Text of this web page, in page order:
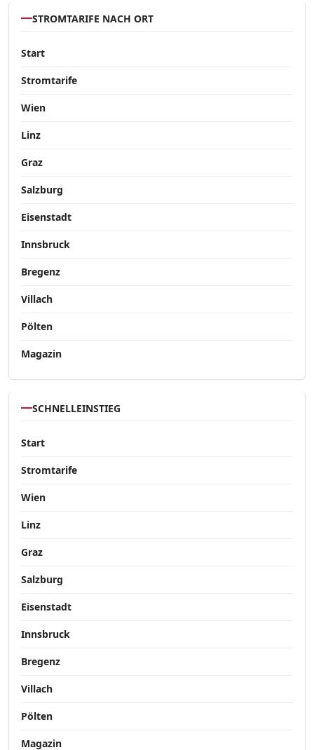
STROMTARIFE NACH ORT
Start
Stromtarife
Wien
Linz
Graz
Salzburg
Eisenstadt
Innsbruck
Bregenz
Villach
Pölten
Magazin
SCHNELLEINSTIEG
Start
Stromtarife
Wien
Linz
Graz
Salzburg
Eisenstadt
Innsbruck
Bregenz
Villach
Pölten
Magazin